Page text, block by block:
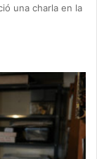
una charla en la